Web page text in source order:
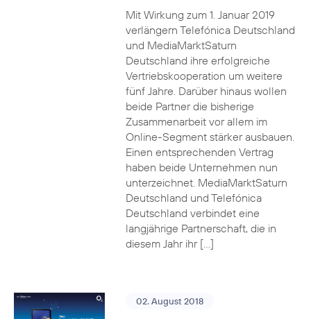
Mit Wirkung zum 1. Januar 2019
verlängern Telefónica Deutschland
und MediaMarktSaturn
Deutschland ihre erfolgreiche
Vertriebskooperation um weitere
fünf Jahre. Darüber hinaus wollen
beide Partner die bisherige
Zusammenarbeit vor allem im
Online-Segment stärker ausbauen.
Einen entsprechenden Vertrag
haben beide Unternehmen nun
unterzeichnet. MediaMarktSaturn
Deutschland und Telefónica
Deutschland verbindet eine
langjährige Partnerschaft, die in
diesem Jahr ihr […]
02. August 2018